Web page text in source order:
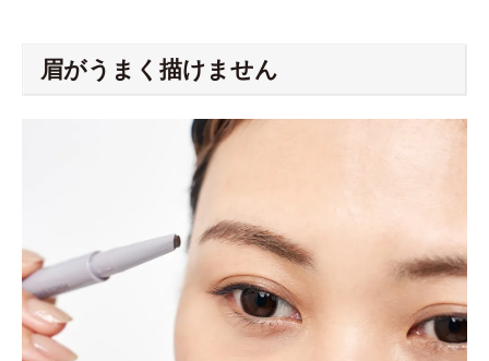
眉がうまく描けません